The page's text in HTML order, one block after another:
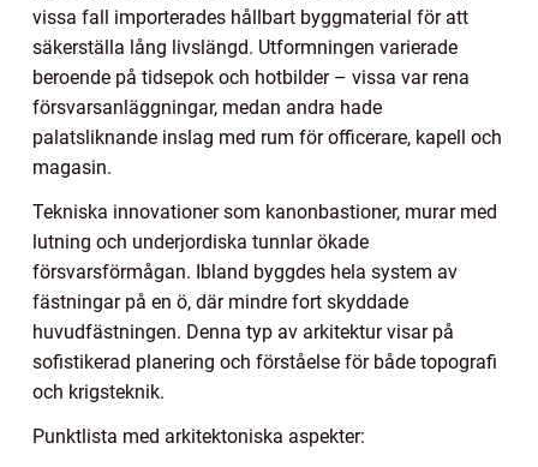
vissa fall importerades hållbart byggmaterial för att
säkerställa lång livslängd. Utformningen varierade
beroende på tidsepok och hotbilder – vissa var rena
försvarsanläggningar, medan andra hade
palatsliknande inslag med rum för officerare, kapell och
magasin.
Tekniska innovationer som kanonbastioner, murar med
lutning och underjordiska tunnlar ökade
försvarsförmågan. Ibland byggdes hela system av
fästningar på en ö, där mindre fort skyddade
huvudfästningen. Denna typ av arkitektur visar på
sofistikerad planering och förståelse för både topografi
och krigsteknik.
Punktlista med arkitektoniska aspekter: